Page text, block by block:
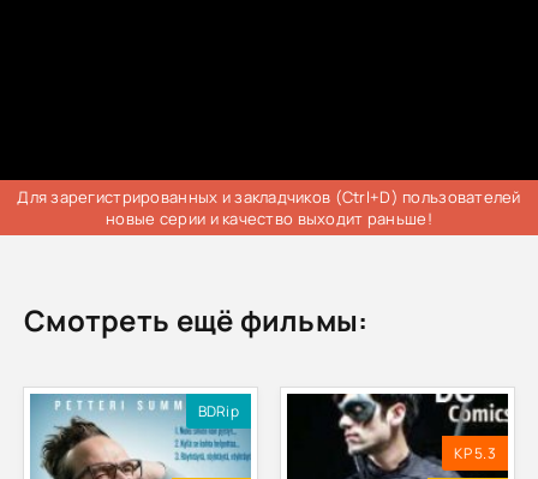
Для зарегистрированных и закладчиков (Ctrl+D) пользователей
новые серии и качество выходит раньше!
Смотреть ещё фильмы:
BDRip
KP 5.3